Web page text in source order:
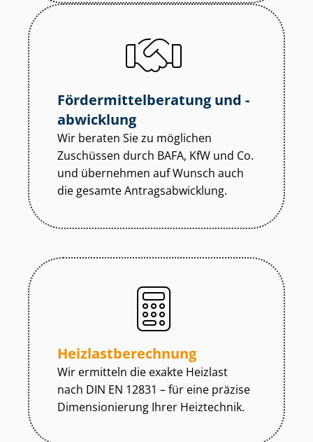
För­der­mit­tel­be­ra­tung und -
abwicklung
Wir beraten Sie zu möglichen
Zuschüssen durch BAFA, KfW und Co.
und übernehmen auf Wunsch auch
die gesamte An­trags­ab­wick­lung.
Heiz­last­be­rech­nung
Wir ermitteln die exakte Heizlast
nach DIN EN 12831 – für eine präzise
Dimensionierung Ihrer Heiztechnik.